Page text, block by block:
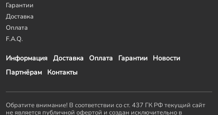
Информация Доставка Оплата Гарантии
Новости
Партнёрам
Контакты
Гарантии
Доставка
Оплата
F.A.Q.
Обратите внимание! В соответствии со ст. 437 ГК РФ текущий сайт
не является публичной офертой и создан исключительно в